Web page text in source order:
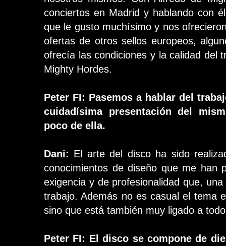
conciertos en Madrid y hablando con
que le gusto muchísimo y nos
ofertas de otros sellos europeos,
ofrecía las condiciones y la calidad
Mighty Hordes.
Peter FI: Pasemos a hablar del
cuidadísima presentación del
poco de ella.
Dani: El arte del disco ha sido
conocimientos de diseño que me han
exigencia y de profesionalidad que,
trabajo. Además no es casual el tema
sino que está también muy ligado a
Peter FI: El disco se compone de